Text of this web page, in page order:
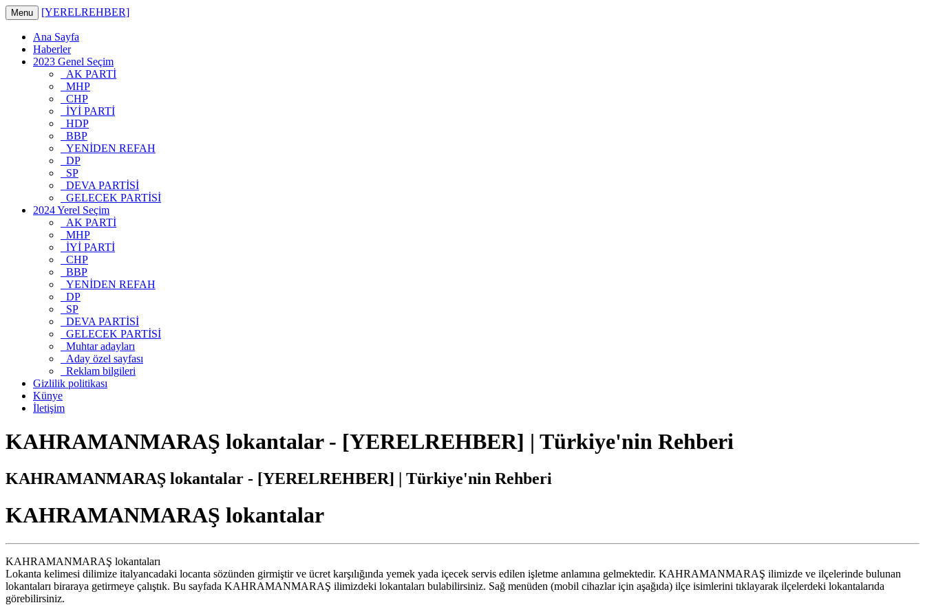
Menu [YERELREHBER]
Ana Sayfa
Haberler
2023 Genel Seçim
AK PARTİ
MHP
CHP
İYİ PARTİ
HDP
BBP
YENİDEN REFAH
DP
SP
DEVA PARTİSİ
GELECEK PARTİSİ
2024 Yerel Seçim
AK PARTİ
MHP
İYİ PARTİ
CHP
BBP
YENİDEN REFAH
DP
SP
DEVA PARTİSİ
GELECEK PARTİSİ
Muhtar adayları
Aday özel sayfası
Reklam bilgileri
Gizlilik politikası
Künye
İletişim
KAHRAMANMARAŞ lokantalar - [YERELREHBER] | Türkiye'nin Rehberi
KAHRAMANMARAŞ lokantalar - [YERELREHBER] | Türkiye'nin Rehberi
KAHRAMANMARAŞ lokantalar
KAHRAMANMARAŞ lokantaları
Lokanta kelimesi dilimize italyancadaki locanta sözünden girmiştir ve ücret karşılığında yemek yada içecek servis edilen işletme anlamına gelmektedir. KAHRAMANMARAŞ ilimizde ve ilçelerinde bulunan
lokantaları biraraya getirmeye çalıştık. Bu sayfada KAHRAMANMARAŞ ilimizdeki lokantaları bulabilirsiniz. Sağ menüden (mobil cihazlar için aşağıda) ilçe isimlerini tıklayarak ilçelerdeki lokantalarıda
görebilirsiniz.